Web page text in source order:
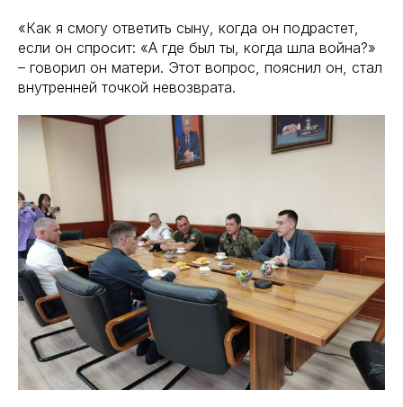
«Как я смогу ответить сыну, когда он подрастет,
если он спросит: «А где был ты, когда шла война?»
– говорил он матери. Этот вопрос, пояснил он, стал
внутренней точкой невозврата.